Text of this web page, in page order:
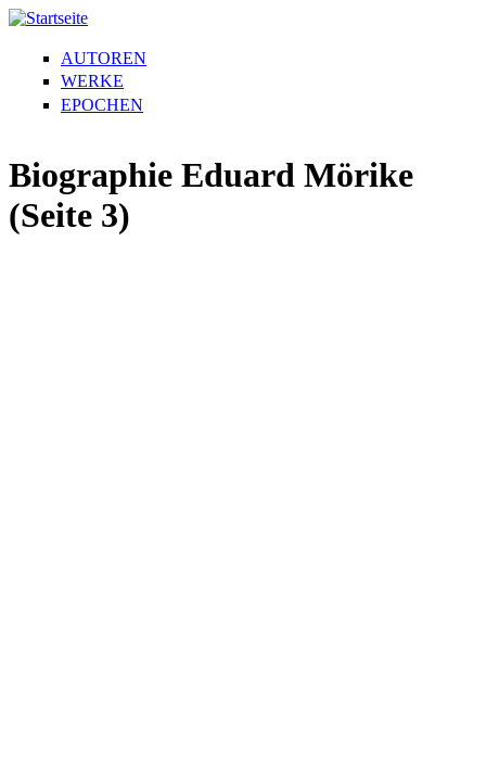
AUTOREN
WERKE
EPOCHEN
Biographie Eduard Mörike
(Seite 3)